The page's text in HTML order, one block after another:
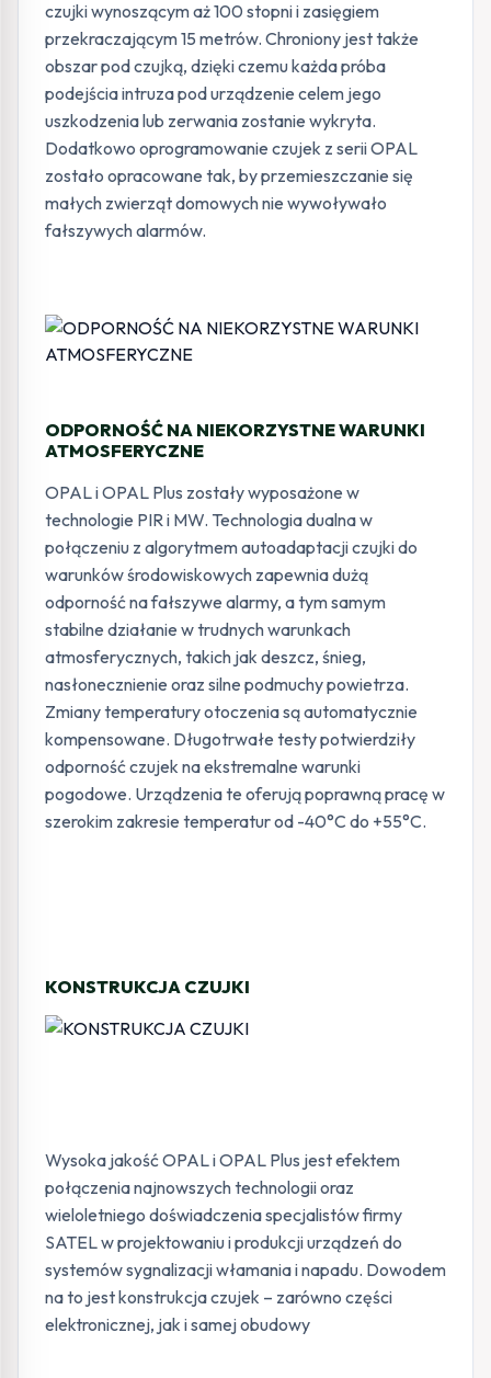
czujki wynoszącym aż 100 stopni i zasięgiem
przekraczającym 15 metrów. Chroniony jest także
obszar pod czujką, dzięki czemu każda próba
podejścia intruza pod urządzenie celem jego
uszkodzenia lub zerwania zostanie wykryta.
Dodatkowo oprogramowanie czujek z serii OPAL
zostało opracowane tak, by przemieszczanie się
małych zwierząt domowych nie wywoływało
fałszywych alarmów.
ODPORNOŚĆ NA NIEKORZYSTNE WARUNKI
ATMOSFERYCZNE
OPAL i OPAL Plus zostały wyposażone w
technologie PIR i MW. Technologia dualna w
połączeniu z algorytmem autoadaptacji czujki do
warunków środowiskowych zapewnia dużą
odporność na fałszywe alarmy, a tym samym
stabilne działanie w trudnych warunkach
atmosferycznych, takich jak deszcz, śnieg,
nasłonecznienie oraz silne podmuchy powietrza.
Zmiany temperatury otoczenia są automatycznie
kompensowane. Długotrwałe testy potwierdziły
odporność czujek na ekstremalne warunki
pogodowe. Urządzenia te oferują poprawną pracę w
szerokim zakresie temperatur od -40°C do +55°C.
KONSTRUKCJA CZUJKI
Wysoka jakość OPAL i OPAL Plus jest efektem
połączenia najnowszych technologii oraz
wieloletniego doświadczenia specjalistów firmy
SATEL w projektowaniu i produkcji urządzeń do
systemów sygnalizacji włamania i napadu. Dowodem
na to jest konstrukcja czujek – zarówno części
elektronicznej, jak i samej obudowy